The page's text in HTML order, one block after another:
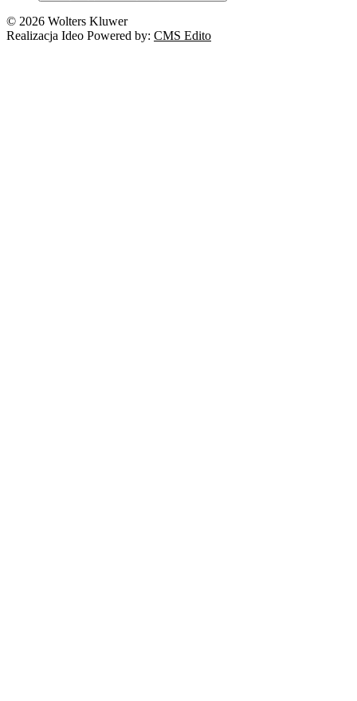
© 2026 Wolters Kluwer
Realizacja Ideo Powered by: CMS Edito